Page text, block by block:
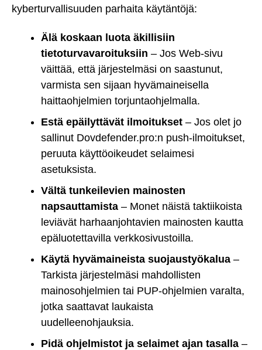
kyberturvallisuuden parhaita käytäntöjä:
Älä koskaan luota äkillisiin
tietoturvavaroituksiin – Jos Web-sivu
väittää, että järjestelmäsi on saastunut,
varmista sen sijaan hyvämaineisella
haittaohjelmien torjuntaohjelmalla.
Estä epäilyttävät ilmoitukset – Jos olet jo
sallinut Dovdefender.pro:n push-ilmoitukset,
peruuta käyttöoikeudet selaimesi
asetuksista.
Vältä tunkeilevien mainosten
napsauttamista – Monet näistä taktiikoista
leviävät harhaanjohtavien mainosten kautta
epäluotettavilla verkkosivustoilla.
Käytä hyvämaineista suojaustyökalua –
Tarkista järjestelmäsi mahdollisten
mainosohjelmien tai PUP-ohjelmien varalta,
jotka saattavat laukaista
uudelleenohjauksia.
Pidä ohjelmistot ja selaimet ajan tasalla –